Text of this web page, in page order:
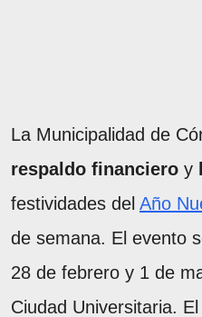
La Municipalidad de
respaldo financiero y
festividades del Año
de semana. El evento
28 de febrero y 1 de
Ciudad Universitaria.